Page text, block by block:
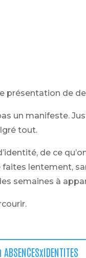
présentation de
un manifeste.
tout.
de ce
lentement,
semaines à